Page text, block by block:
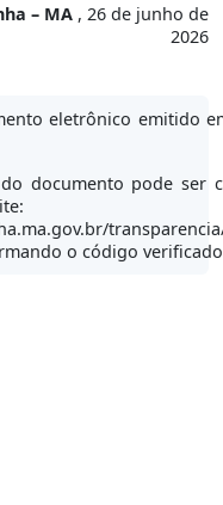
– MA , 26 de junho de
2026
eletrônico emitido
documento pode ser
o código